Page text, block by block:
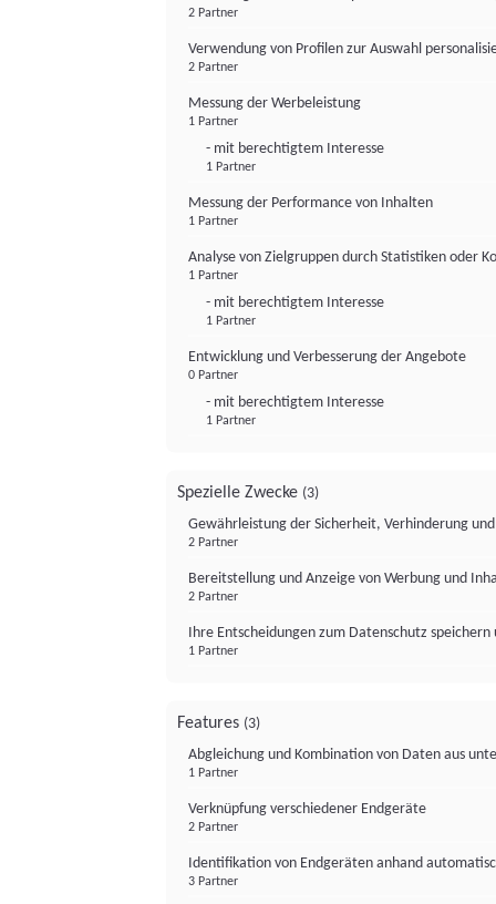
2 Partner
Verwendung von Profilen zur Auswahl
2 Partner
Messung der Werbeleistung
1 Partner
- mit berechtigtem Interesse
1 Partner
Messung der Performance von Inhalten
1 Partner
Analyse von Zielgruppen durch Statistiken oder
1 Partner
- mit berechtigtem Interesse
1 Partner
Entwicklung und Verbesserung der Angebote
0 Partner
- mit berechtigtem Interesse
1 Partner
Spezielle Zwecke (3)
Gewährleistung der Sicherheit, Verhinderung
2 Partner
Bereitstellung und Anzeige von Werbung und
2 Partner
Ihre Entscheidungen zum Datenschutz
1 Partner
Features (3)
Abgleichung und Kombination von Daten aus
1 Partner
Verknüpfung verschiedener Endgeräte
2 Partner
Identifikation von Endgeräten anhand
3 Partner